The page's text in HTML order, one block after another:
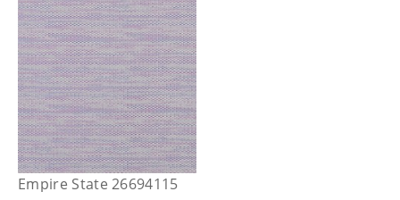
Empire State 26694115